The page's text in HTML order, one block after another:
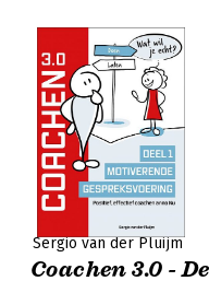
Sergio van der Pluijm
Coachen 3.0 -